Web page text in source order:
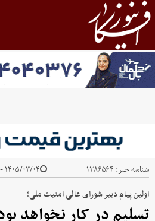
شناسه خبر: ۱۳۸۶۵۶۴ ۱۴۰۵/۰۳/۰۴ - ۲۲:۳۲
اولین پیام دبیر شورای عالی امنیت ملی؛
تسلیم در کار نخواهد